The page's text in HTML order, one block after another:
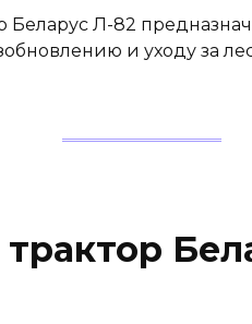
Беларус Л-82
и уходу за